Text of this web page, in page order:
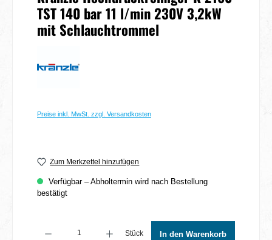
TST 140 bar 11 l/min 230V 3,2kW
mit Schlauchtrommel
Preise inkl. MwSt. zzgl. Versandkosten
Zum Merkzettel hinzufügen
Verfügbar – Abholtermin wird nach Bestellung
bestätigt
Stück In den Warenkorb